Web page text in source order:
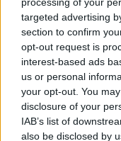
targeted advertising
section to confirm
opt-out request is
interest-based ads
us or personal
your opt-out. You
disclosure of your
IAB’s list of
also be disclosed by
kamerami,
njegovo naravno
Doživel je
leto'
Sčasoma je ure v